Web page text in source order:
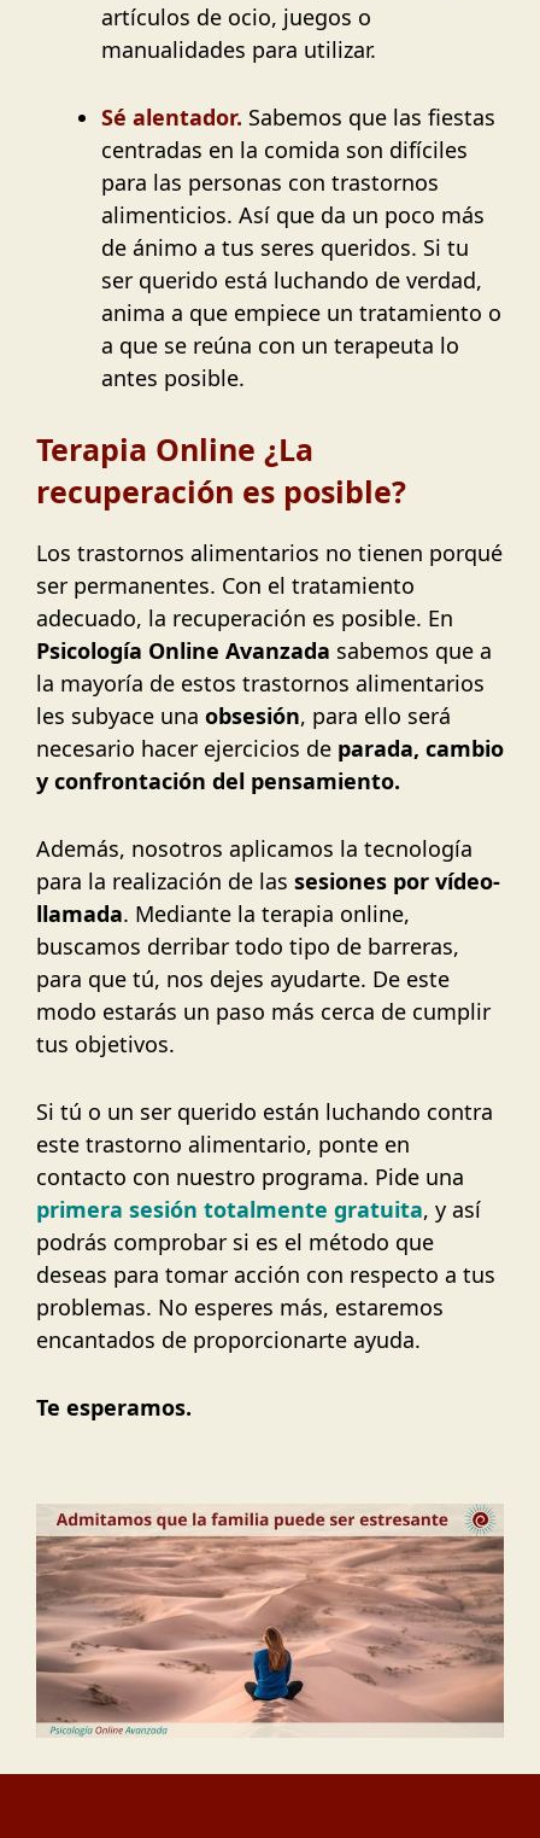
artículos de ocio, juegos o
manualidades para utilizar.
Sé alentador. Sabemos que las fiestas
centradas en la comida son difíciles
para las personas con trastornos
alimenticios. Así que da un poco más
de ánimo a tus seres queridos. Si tu
ser querido está luchando de verdad,
anima a que empiece un tratamiento o
a que se reúna con un terapeuta lo
antes posible.
Terapia Online ¿La
recuperación es posible?
Los trastornos alimentarios no tienen porqué
ser permanentes. Con el tratamiento
adecuado, la recuperación es posible. En
Psicología Online Avanzada sabemos que a
la mayoría de estos trastornos alimentarios
les subyace una obsesión, para ello será
necesario hacer ejercicios de parada, cambio
y confrontación del pensamiento.
Además, nosotros aplicamos la tecnología
para la realización de las sesiones por vídeo-
llamada. Mediante la terapia online,
buscamos derribar todo tipo de barreras,
para que tú, nos dejes ayudarte. De este
modo estarás un paso más cerca de cumplir
tus objetivos.
Si tú o un ser querido están luchando contra
este trastorno alimentario, ponte en
contacto con nuestro programa. Pide una
primera sesión totalmente gratuita, y así
podrás comprobar si es el método que
deseas para tomar acción con respecto a tus
problemas. No esperes más, estaremos
encantados de proporcionarte ayuda.
Te esperamos.